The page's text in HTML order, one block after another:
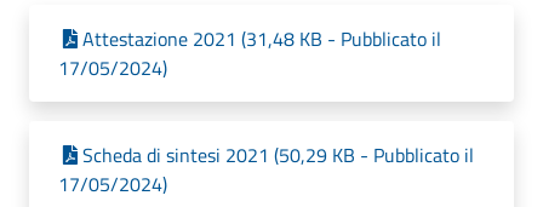
Attestazione 2021 (31,48 KB - Pubblicato il
17/05/2024)
Scheda di sintesi 2021 (50,29 KB - Pubblicato il
17/05/2024)